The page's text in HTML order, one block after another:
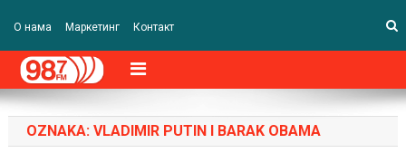
О нама Маркетинг Контакт
OZNAKA: VLADIMIR PUTIN I BARAK OBAMA